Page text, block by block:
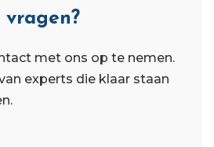
met ons op te nemen.
experts die klaar staan